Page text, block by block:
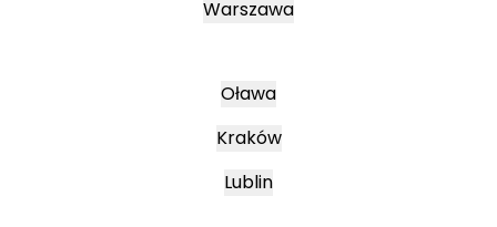
Warszawa
Oława
Kraków
Lublin